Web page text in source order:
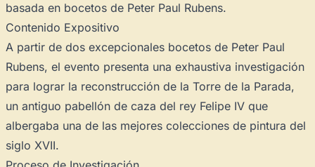
basada en bocetos de Peter Paul Rubens.
Contenido Expositivo
A partir de dos excepcionales bocetos de Peter Paul
Rubens, el evento presenta una exhaustiva investigación
para lograr la reconstrucción de la Torre de la Parada,
un antiguo pabellón de caza del rey Felipe IV que
albergaba una de las mejores colecciones de pintura del
siglo XVII.